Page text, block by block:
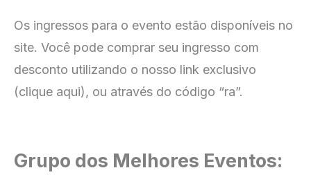
Os ingressos para o evento estão disponíveis no
site. Você pode comprar seu ingresso com
desconto utilizando o nosso link exclusivo
(clique aqui), ou através do código “ra”.
Grupo dos Melhores Eventos: